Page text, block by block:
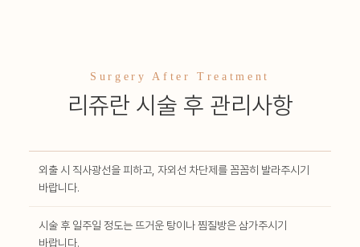
Surgery After Treatment
리쥬란 시술 후 관리사항
외출 시 직사광선을 피하고, 자외선 차단제를 꼼꼼히 발라주시기
바랍니다.
시술 후 일주일 정도는 뜨거운 탕이나 찜질방은 삼가주시기
바랍니다.